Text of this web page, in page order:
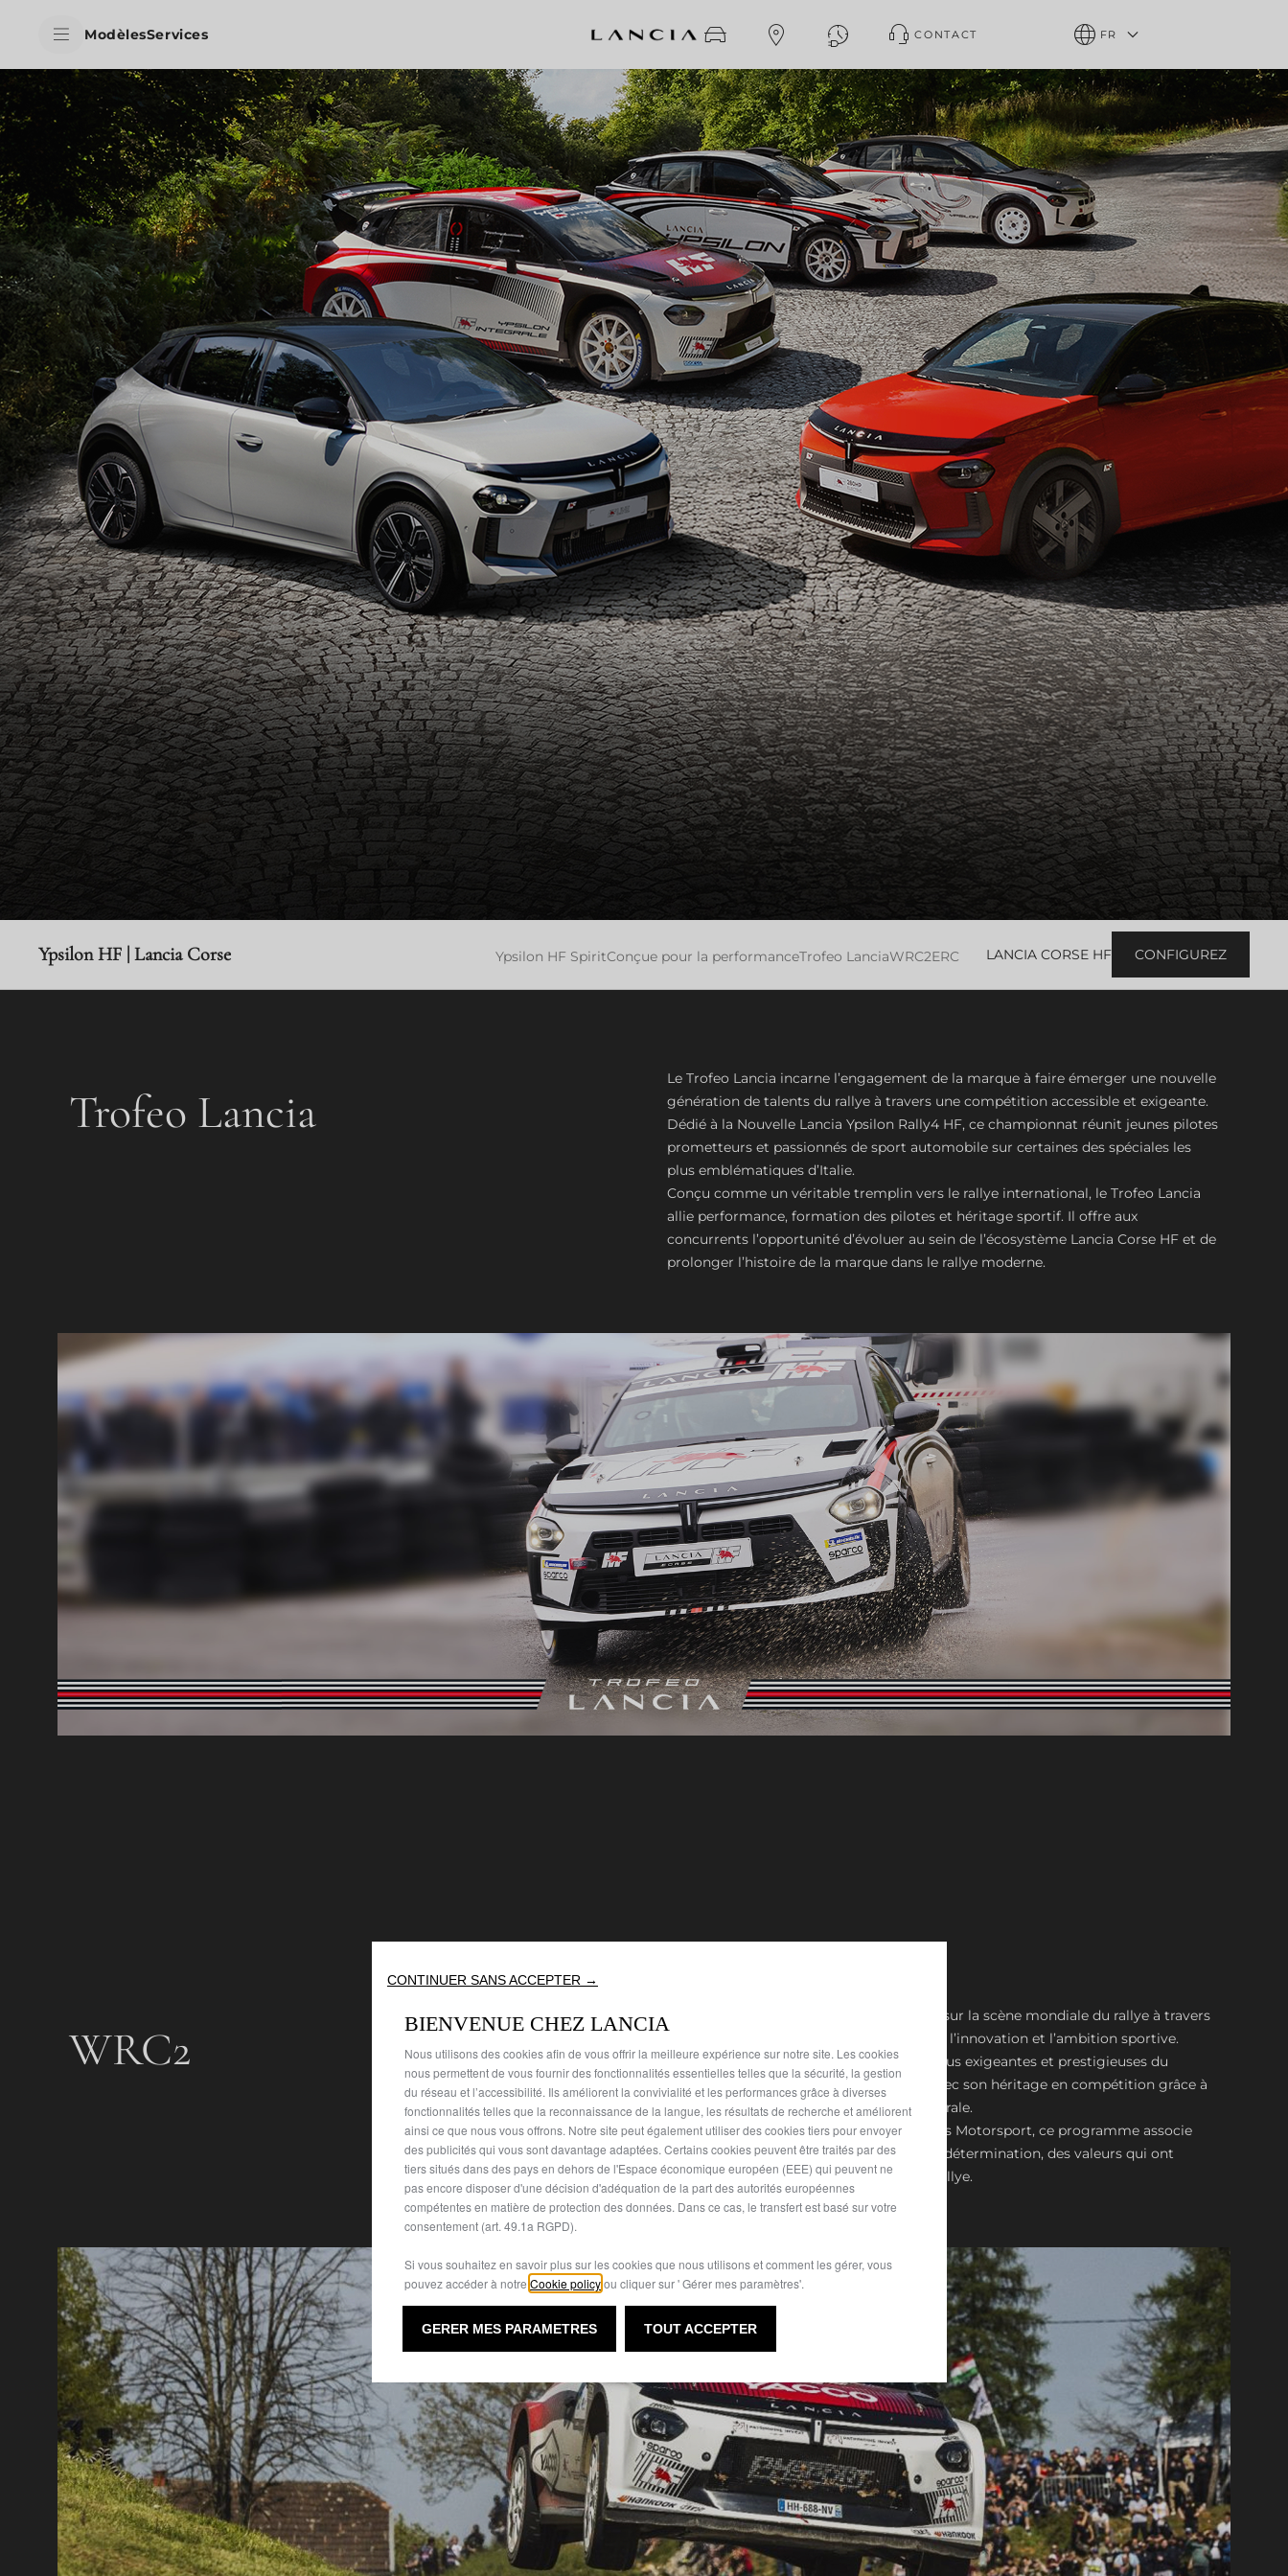
ModèlesServices CONTACT FR
skipToNavigationData
Ypsilon HF | Lancia Corse Ypsilon HF SpiritConçue pour la performanceTrofeo LanciaWRC2ERC LANCIA CORSE HF CONFIGUREZ
Trofeo Lancia
Le Trofeo Lancia incarne l’engagement de la marque à faire émerger une nouvelle
génération de talents du rallye à travers une compétition accessible et exigeante.
Dédié à la Nouvelle Lancia Ypsilon Rally4 HF, ce championnat réunit jeunes pilotes
prometteurs et passionnés de sport automobile sur certaines des spéciales les
plus emblématiques d’Italie.
Conçu comme un véritable tremplin vers le rallye international, le Trofeo Lancia
allie performance, formation des pilotes et héritage sportif. Il offre aux
concurrents l’opportunité d’évoluer au sein de l’écosystème Lancia Corse HF et de
prolonger l’histoire de la marque dans le rallye moderne.
WRC2
Le FIA WRC2 marque le retour de Lancia sur la scène mondiale du rallye à travers
un programme fondé sur la performance, l’innovation et l’ambition sportive.
Engagée sur certaines des épreuves les plus exigeantes et prestigieuses du
calendrier international, Lancia renoue avec son héritage en compétition grâce à
la Nouvelle Lancia Ypsilon Rally2 HF Integrale.
Développé en collaboration avec Stellantis Motorsport, ce programme associe
expertise technique de pointe, passion et détermination, des valeurs qui ont
toujours façonné l’identité de Lancia en rallye.
CONTINUER SANS ACCEPTER →
BIENVENUE CHEZ LANCIA
Nous utilisons des cookies afin de vous offrir la meilleure expérience sur notre site. Les cookies
nous permettent de vous fournir des fonctionnalités essentielles telles que la sécurité, la gestion
du réseau et l’accessibilité. Ils améliorent la convivialité et les performances grâce à diverses
fonctionnalités telles que la reconnaissance de la langue, les résultats de recherche et améliorent
ainsi ce que nous vous offrons. Notre site peut également utiliser des cookies tiers pour envoyer
des publicités qui vous sont davantage adaptées. Certains cookies peuvent être traités par des
tiers situés dans des pays en dehors de l'Espace économique européen (EEE) qui peuvent ne
pas encore disposer d'une décision d'adéquation de la part des autorités européennes
compétentes en matière de protection des données. Dans ce cas, le transfert est basé sur votre
consentement (art. 49.1a RGPD).
Si vous souhaitez en savoir plus sur les cookies que nous utilisons et comment les gérer, vous
pouvez accéder à notre Cookie policyou cliquer sur ' Gérer mes paramètres'.
GERER MES PARAMETRES TOUT ACCEPTER